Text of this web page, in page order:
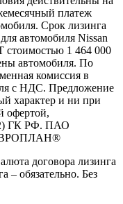
платеж
Срок лизинга
автомобиля Nissan
стоимостью 1 464 000
автомобиля. По
комиссия в
с НДС. Предложение
характер и ни при
офертой,
ГК РФ. ПАО
ЕВРОПЛАН®
договора лизинга
– обязательно. Без